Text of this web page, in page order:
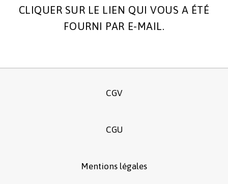
CLIQUER SUR LE LIEN QUI VOUS A ÉTÉ
FOURNI PAR E-MAIL.
CGV
CGU
Mentions légales